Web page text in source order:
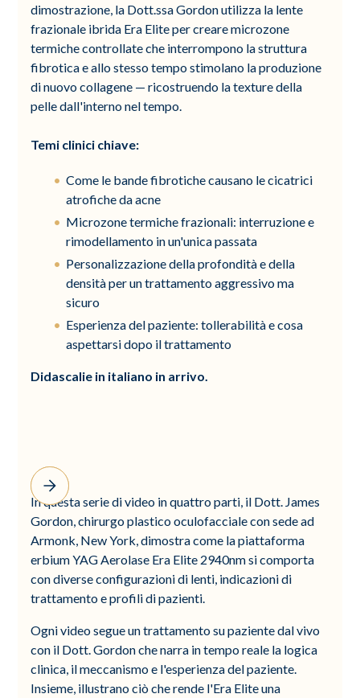
dimostrazione, la Dott.ssa Gordon utilizza la lente
frazionale ibrida Era Elite per creare microzone
termiche controllate che interrompono la struttura
fibrotica e allo stesso tempo stimolano la produzione
di nuovo collagene — ricostruendo la texture della
pelle dall'interno nel tempo.
Temi clinici chiave:
Come le bande fibrotiche causano le cicatrici
atrofiche da acne
Microzone termiche frazionali: interruzione e
rimodellamento in un'unica passata
Personalizzazione della profondità e della
densità per un trattamento aggressivo ma
sicuro
Esperienza del paziente: tollerabilità e cosa
aspettarsi dopo il trattamento
Didascalie in italiano in arrivo.
In questa serie di video in quattro parti, il Dott. James
Gordon, chirurgo plastico oculofacciale con sede ad
Armonk, New York, dimostra come la piattaforma
erbium YAG Aerolase Era Elite 2940nm si comporta
con diverse configurazioni di lenti, indicazioni di
trattamento e profili di pazienti.
Ogni video segue un trattamento su paziente dal vivo
con il Dott. Gordon che narra in tempo reale la logica
clinica, il meccanismo e l'esperienza del paziente.
Insieme, illustrano ciò che rende l'Era Elite una